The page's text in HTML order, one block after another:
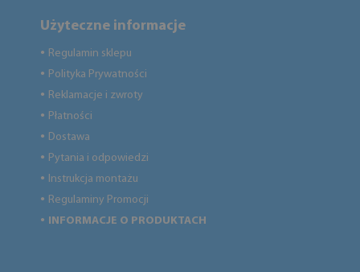
Użyteczne informacje
● Regulamin sklepu
● Polityka Prywatności
● Reklamacje i zwroty
● Płatności
● Dostawa
● Pytania i odpowiedzi
● Instrukcja montażu
● Regulaminy Promocji
● INFORMACJE O PRODUKTACH